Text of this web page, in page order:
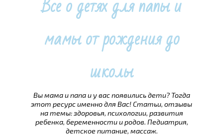
мамы от рождения до
школы
Вы мама и папа и у вас появились дети? Тогда
этот ресурс именно для Вас! Статьи, отзывы
на темы: здоровья, психологии, развития
ребенка, беременности и родов. Педиатрия,
детское питание, массаж.